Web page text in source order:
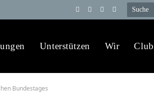
Telegram
YouTube
X
WhatsApp
Unterstützen Wir Club
Bundestages